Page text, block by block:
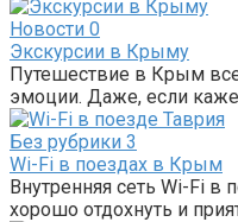
Новости 0
Экскурсии в Крыму
Путешествие в Крым
эмоции. Даже, если
Без рубрики 3
Wi-Fi в поездах в Крым
Внутренняя сеть Wi-Fi в
хорошо отдохнуть и